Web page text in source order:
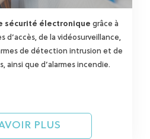
sécurité électronique grâce à
d’accès, de la vidéosurveillance,
de détection intrusion et de
ainsi que d’alarmes incendie.
PLUS